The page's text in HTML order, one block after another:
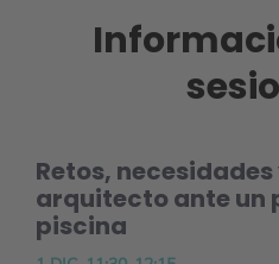
Retos,
arquitecto ante un
piscina